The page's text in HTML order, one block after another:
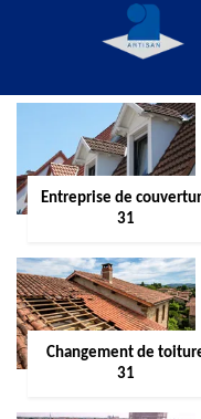
Entreprise de
31
Changement de
31